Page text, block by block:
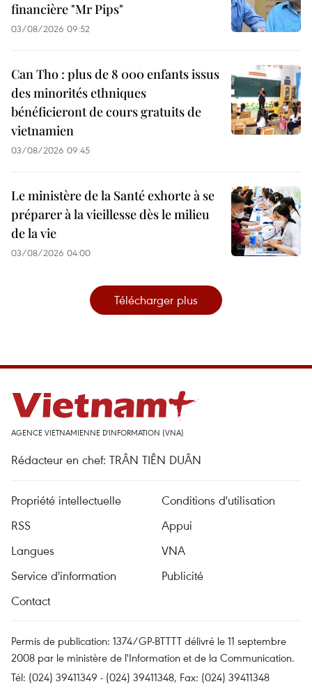
financière "Mr Pips"
03/08/2026 09:52
Can Tho : plus de 8 000 enfants issus
des minorités ethniques
bénéficieront de cours gratuits de
vietnamien
03/08/2026 09:45
Le ministère de la Santé exhorte à se
préparer à la vieillesse dès le milieu
de la vie
03/08/2026 04:00
Télécharger plus
AGENCE VIETNAMIENNE D'INFORMATION (VNA)
Rédacteur en chef: TRÂN TIÊN DUÂN
Propriété intellectuelle
Conditions d'utilisation
RSS
Appui
Langues
VNA
Service d'information
Publicité
Contact
Permis de publication: 1374/GP-BTTTT délivré le 11 septembre
2008 par le ministère de l'Information et de la Communication.
Tél: (024) 39411349 - (024) 39411348, Fax: (024) 39411348